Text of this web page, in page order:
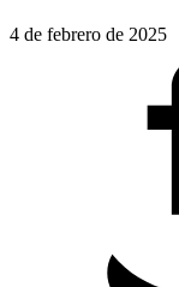
4 de febrero de 2025